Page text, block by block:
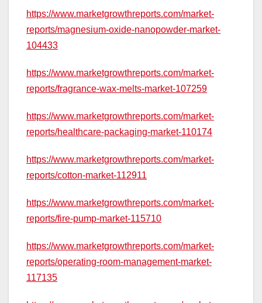
https://www.marketgrowthreports.com/market-
reports/magnesium-oxide-nanopowder-market-
104433
https://www.marketgrowthreports.com/market-
reports/fragrance-wax-melts-market-107259
https://www.marketgrowthreports.com/market-
reports/healthcare-packaging-market-110174
https://www.marketgrowthreports.com/market-
reports/cotton-market-112911
https://www.marketgrowthreports.com/market-
reports/fire-pump-market-115710
https://www.marketgrowthreports.com/market-
reports/operating-room-management-market-
117135